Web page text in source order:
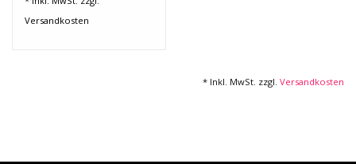
Signalprozessoren & Effekte
Versandkosten
* Inkl. MwSt. zzgl. Versandkosten